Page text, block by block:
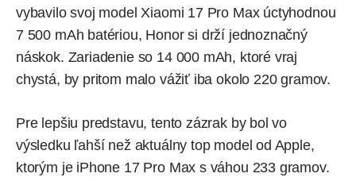
vybavilo svoj model Xiaomi 17 Pro Max úctyhodnou
7 500 mAh batériou, Honor si drží jednoznačný
náskok. Zariadenie so 14 000 mAh, ktoré vraj
chystá, by pritom malo vážiť iba okolo 220 gramov.
Pre lepšiu predstavu, tento zázrak by bol vo
výsledku ľahší než aktuálny top model od Apple,
ktorým je iPhone 17 Pro Max s váhou 233 gramov.